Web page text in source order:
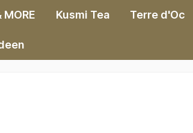
MORE Kusmi Tea Terre d'Oc